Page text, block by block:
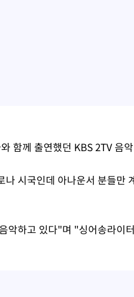
함께 출연했던 KBS 2TV 음
나 시국인데 아나운서 분들만
악하고 있다"며 "싱어송라이